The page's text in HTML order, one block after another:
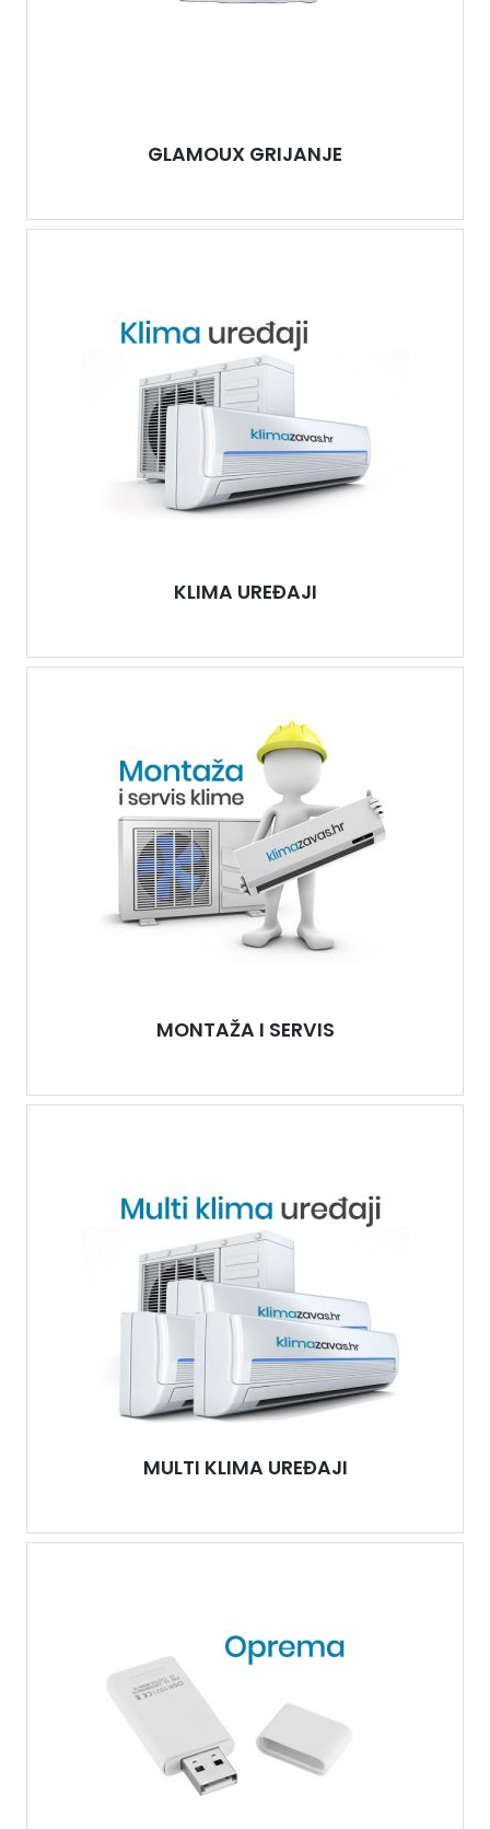
GLAMOUX GRIJANJE
KLIMA UREĐAJI
MONTAŽA I SERVIS
MULTI KLIMA UREĐAJI